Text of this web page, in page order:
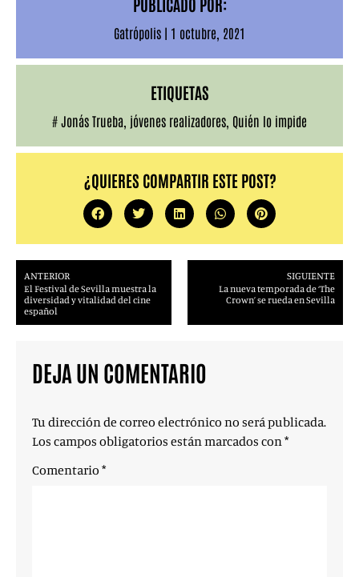
Gatrópolis | 1 octubre, 2021
ETIQUETAS
# Jonás Trueba jóvenes realizadores Quién lo impide
¿QUIERES COMPARTIR ESTE POST?
ANTERIOR
El Festival de Sevilla muestra la
diversidad y vitalidad del cine
español
SIGUIENTE
La nueva temporada de ‘The
Crown’ se rueda en Sevilla
DEJA UN COMENTARIO
Tu dirección de correo electrónico no será publicada.
Los campos obligatorios están marcados con*
Comentario *